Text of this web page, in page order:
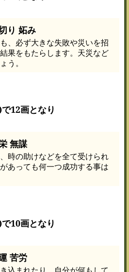
り 妬み
、必ず大きな失敗や災いを招
果をもたらします。天災など
う。
12画となり
無謀
時の助けなどを全て受けられ
あっても何一つ成功する事は
10画となり
苦労